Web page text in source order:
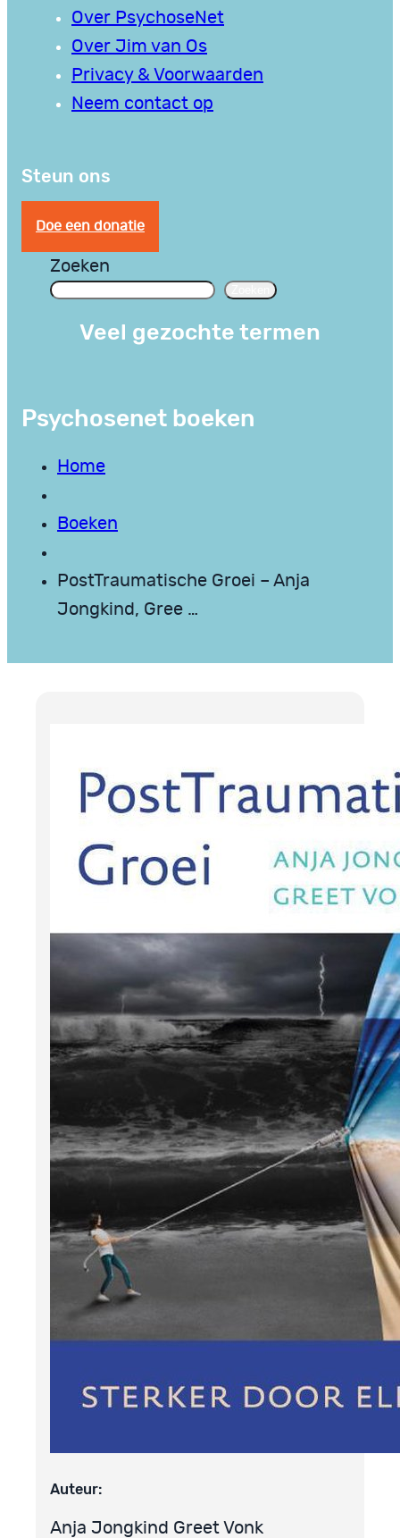
Over PsychoseNet
Over Jim van Os
Privacy & Voorwaarden
Neem contact op
Steun ons
Doe een donatie
Zoeken
Veel gezochte termen
Psychosenet boeken
Home
Boeken
PostTraumatische Groei – Anja
Jongkind, Gree …
Auteur:
Anja Jongkind Greet Vonk